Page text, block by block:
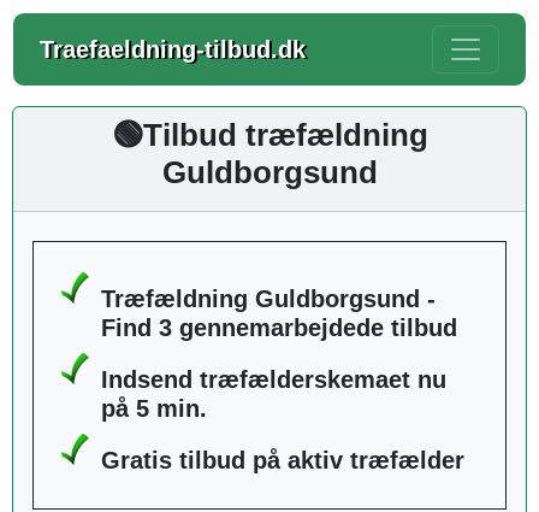
Traefaeldning-tilbud.dk
🟢Tilbud træfældning
Guldborgsund
Træfældning Guldborgsund -
Find 3 gennemarbejdede tilbud
Indsend træfælderskemaet nu
på 5 min.
Gratis tilbud på aktiv træfælder